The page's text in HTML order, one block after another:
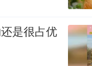
是很占优